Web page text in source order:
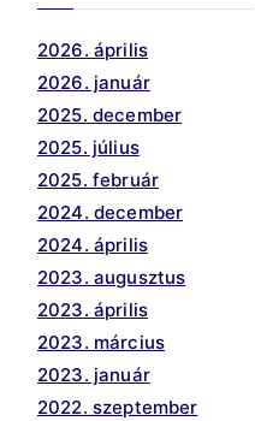
2026. április
2026. január
2025. december
2025. július
2025. február
2024. december
2024. április
2023. augusztus
2023. április
2023. március
2023. január
2022. szeptember